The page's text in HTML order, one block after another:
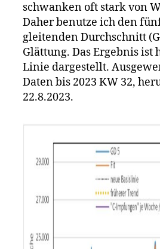
schwanken oft stark von
Daher benutze ich den
gleitenden Durchschnitt
Glättung. Das Ergebnis ist
Linie dargestellt.
Daten bis 2023 KW 32,
22.8.2023.